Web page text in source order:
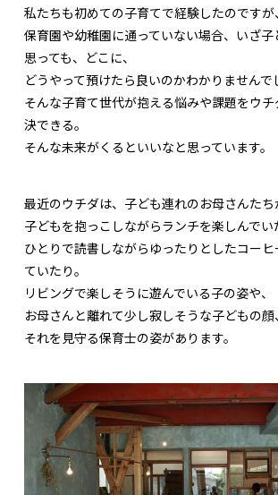
私たちも初めての子育てで経験したのですが、
保育園や幼稚園に通っていない場合、いざ子
思っても、どこに、
どうやって預けたら良いのかわかりませんで
そんな子育て世代が抱える悩みや課題をウ
決できる。
そんな未来がくるといいなと思っています。
最近のウチダは、子ども連れのお母さんたち
子どもを抱っこしながらランチを楽しんでい
ひとりで読書しながらゆったりとしたコー
ていたり。
リビングで楽しそうに遊んでいる子の姿や、
お母さんと離れて少し寂しそうな子どもの顔、
それを見守る保育士の姿があります。